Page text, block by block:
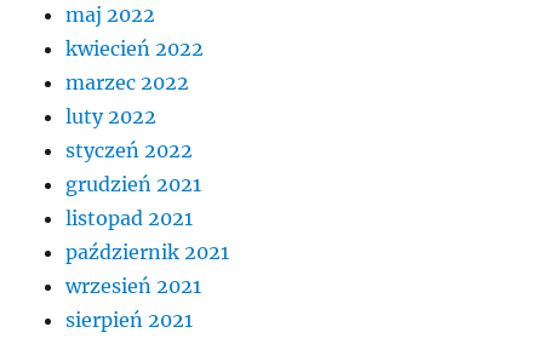
maj 2022
kwiecień 2022
marzec 2022
luty 2022
styczeń 2022
grudzień 2021
listopad 2021
październik 2021
wrzesień 2021
sierpień 2021